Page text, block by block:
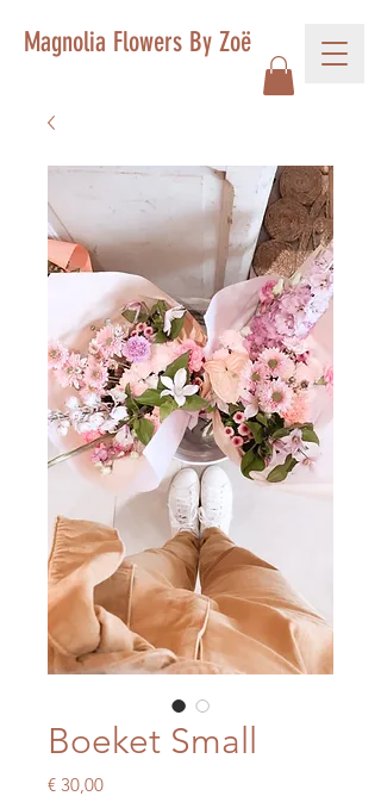
Magnolia Flowers By Zoë
Boeket Small
€ 30,00Prijs